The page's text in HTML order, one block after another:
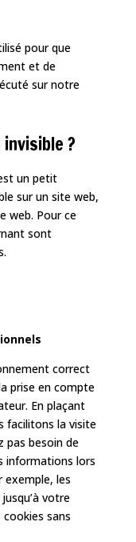
pour que
et de
sur notre
invisible ?
un petit
sur un site web,
web. Pour ce
sont
correct
prise en compte
En plaçant
facilitons la visite
pas besoin de
informations lors
exemple, les
votre
sans